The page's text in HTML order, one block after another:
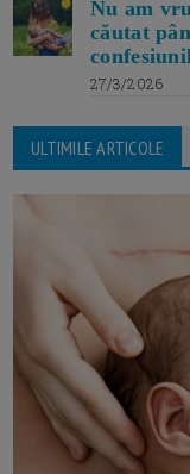
Nu am
căutat
27/3/2026
ULTIMILE ARTICOLE